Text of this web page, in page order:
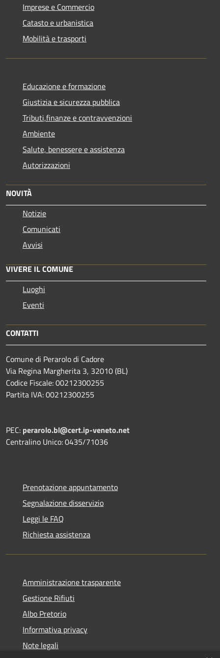
Imprese e Commercio
Catasto e urbanistica
Mobilità e trasporti
Educazione e formazione
Giustizia e sicurezza pubblica
Tributi,finanze e contravvenzioni
Ambiente
Salute, benessere e assistenza
Autorizzazioni
NOVITÀ
Notizie
Comunicati
Avvisi
VIVERE IL COMUNE
Luoghi
Eventi
CONTATTI
Comune di Perarolo di Cadore
Via Regina Margherita 3, 32010 (BL)
Codice Fiscale: 00212300255
Partita IVA: 00212300255
PEC: perarolo.bl@cert.ip-veneto.net
Centralino Unico: 0435/71036
Prenotazione appuntamento
Segnalazione disservizio
Leggi le FAQ
Richiesta assistenza
Amministrazione trasparente
Gestione Rifiuti
Albo Pretorio
Informativa privacy
Note legali